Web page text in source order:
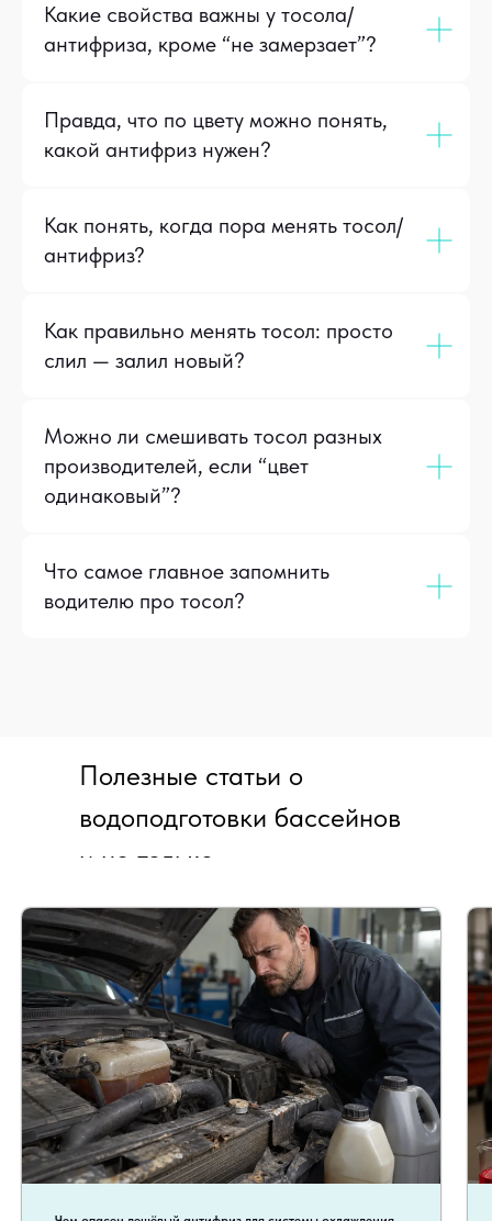
Какие свойства важны у тосола/
антифриза, кроме “не замерзает”?
Правда, что по цвету можно понять,
какой антифриз нужен?
Как понять, когда пора менять тосол/
антифриз?
Как правильно менять тосол: просто
слил — залил новый?
Можно ли смешивать тосол разных
производителей, если “цвет
одинаковый”?
Что самое главное запомнить
водителю про тосол?
Полезные статьи о
водоподготовки бассейнов
и не только